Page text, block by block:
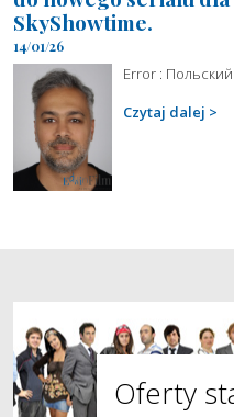
SkyShowtime.
14/01/26
Error : Польский
Czytaj dalej
Oferty